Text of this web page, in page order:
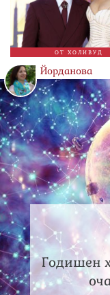
ОТ ХОЛИВУД
Йорданова
Годишен